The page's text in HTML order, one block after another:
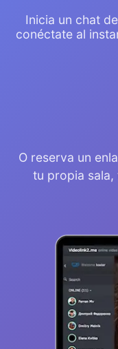
Inicia un chat
conéctate al
O reserva un
tu propia sala,